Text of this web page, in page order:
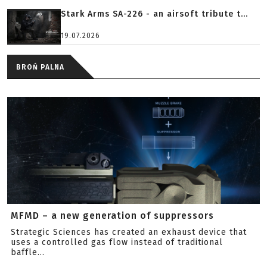
Stark Arms SA-226 - an airsoft tribute t...
19.07.2026
BROŃ PALNA
MFMD – a new generation of suppressors
Strategic Sciences has created an exhaust device that
uses a controlled gas flow instead of traditional
baffle...